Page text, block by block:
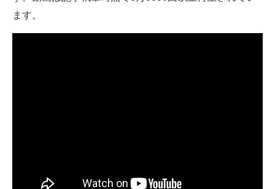
進化するPCとデバイスの未来
マーケ×ITの今がよく分かる
ます。